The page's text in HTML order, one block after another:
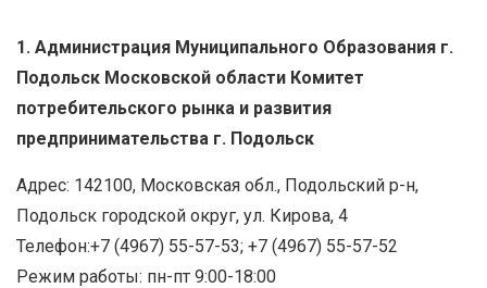
1. Администрация Муниципального Образования г.
Подольск Московской области Комитет
потребительского рынка и развития
предпринимательства г. Подольск
Адрес: 142100, Московская обл., Подольский р-н,
Подольск городской округ, ул. Кирова, 4
Телефон:+7 (4967) 55-57-53; +7 (4967) 55-57-52
Режим работы: пн-пт 9:00-18:00